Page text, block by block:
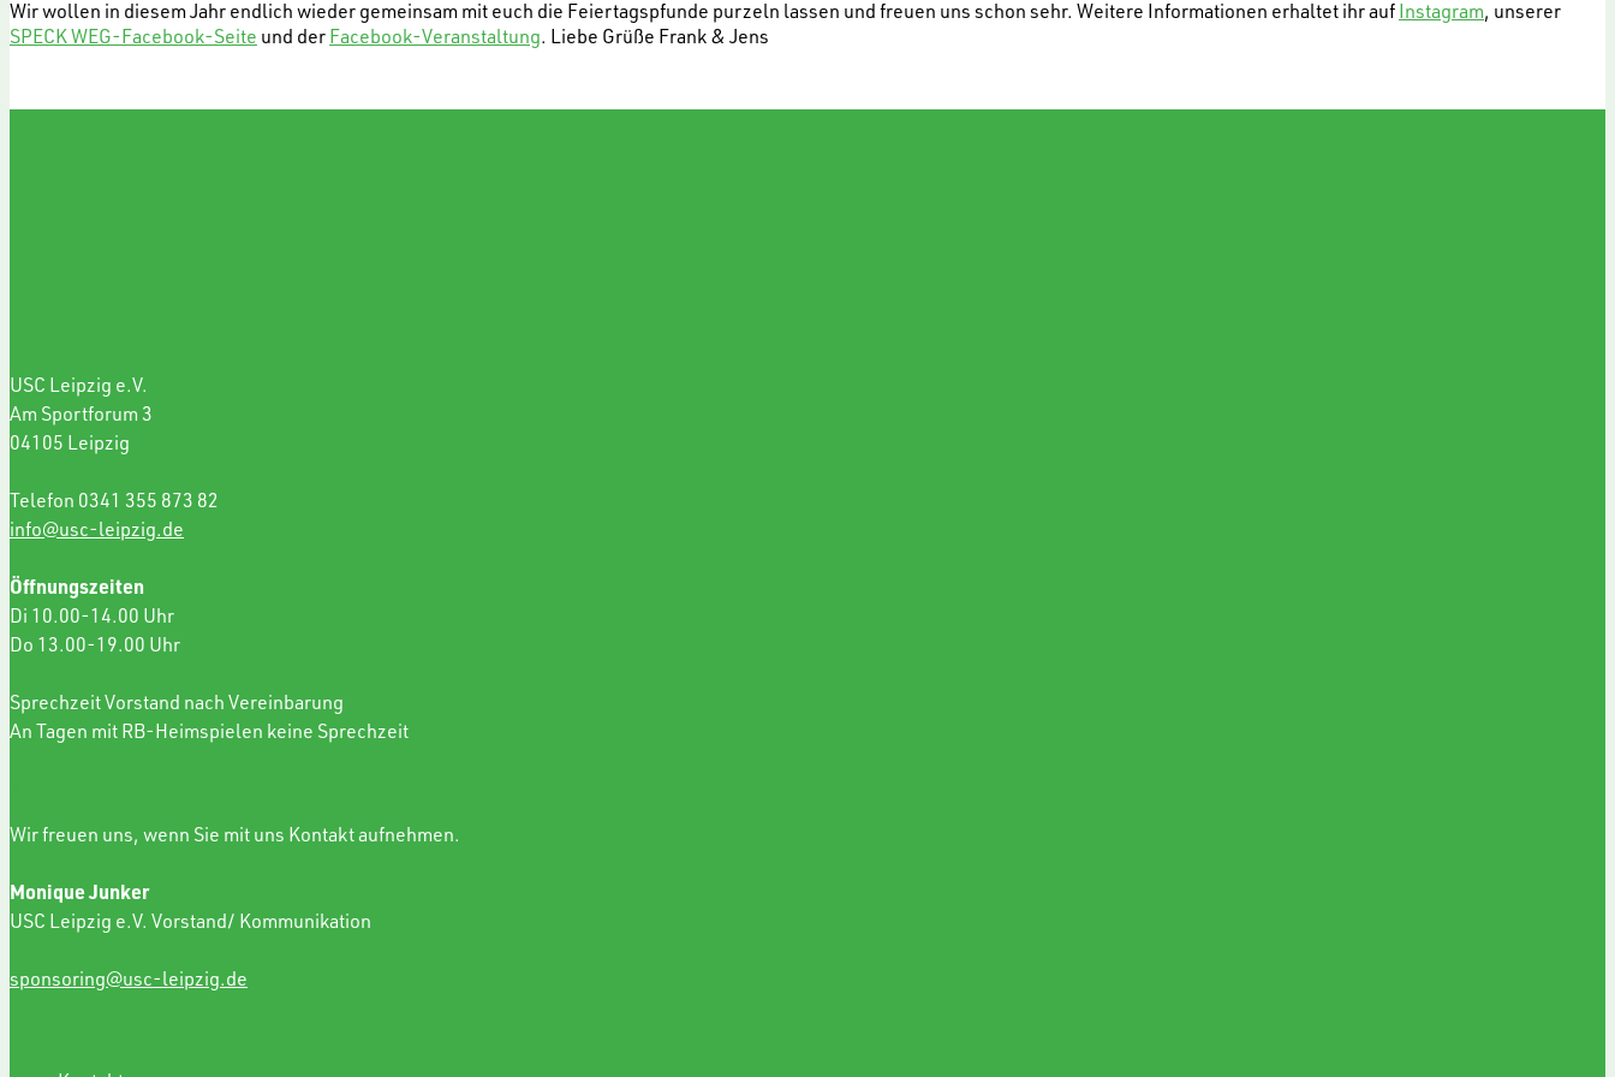
Wir wollen in diesem Jahr endlich wieder gemeinsam mit euch die Feiertagspfunde purzeln lassen und freuen uns schon sehr. Weitere Informationen erhaltet ihr aufInstagram, unserer
SPECK WEG-Facebook-Seite und derFacebook-Veranstaltung. Liebe Grüße Frank & Jens
USC Leipzig e.V.
Am Sportforum 3
04105 Leipzig
Telefon 0341 355 873 82
info@usc-leipzig.de
Öffnungszeiten
Di 10.00-14.00 Uhr
Do 13.00-19.00 Uhr
Sprechzeit Vorstand nach Vereinbarung
An Tagen mit RB-Heimspielen keine Sprechzeit
Wir freuen uns, wenn Sie mit uns Kontakt aufnehmen.
Monique Junker
USC Leipzig e.V. Vorstand/ Kommunikation
sponsoring@usc-leipzig.de